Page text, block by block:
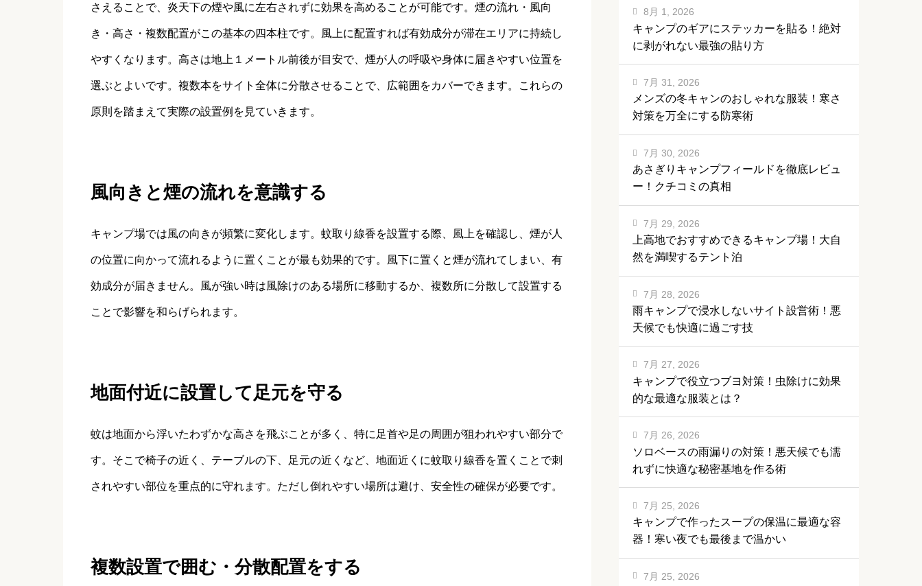
さえることで、炎天下の煙や風に左右されずに効果を高めることが可能です。煙の流れ・風向
き・高さ・複数配置がこの基本の四本柱です。風上に配置すれば有効成分が滞在エリアに持続し
やすくなります。高さは地上１メートル前後が目安で、煙が人の呼吸や身体に届きやすい位置を
選ぶとよいです。複数本をサイト全体に分散させることで、広範囲をカバーできます。これらの
原則を踏まえて実際の設置例を見ていきます。
風向きと煙の流れを意識する
キャンプ場では風の向きが頻繁に変化します。蚊取り線香を設置する際、風上を確認し、煙が人
の位置に向かって流れるように置くことが最も効果的です。風下に置くと煙が流れてしまい、有
効成分が届きません。風が強い時は風除けのある場所に移動するか、複数所に分散して設置する
ことで影響を和らげられます。
地面付近に設置して足元を守る
蚊は地面から浮いたわずかな高さを飛ぶことが多く、特に足首や足の周囲が狙われやすい部分で
す。そこで椅子の近く、テーブルの下、足元の近くなど、地面近くに蚊取り線香を置くことで刺
されやすい部位を重点的に守れます。ただし倒れやすい場所は避け、安全性の確保が必要です。
複数設置で囲む・分散配置をする
キャンプのギアにステッカーを貼る！絶対
に剥がれない最強の貼り方
8月 1, 2026
メンズの冬キャンのおしゃれな服装！寒さ
対策を万全にする防寒術
7月 31, 2026
あさぎりキャンプフィールドを徹底レビュ
ー！クチコミの真相
7月 30, 2026
上高地でおすすめできるキャンプ場！大自
然を満喫するテント泊
7月 29, 2026
雨キャンプで浸水しないサイト設営術！悪
天候でも快適に過ごす技
7月 28, 2026
キャンプで役立つブヨ対策！虫除けに効果
的な最適な服装とは？
7月 27, 2026
ソロベースの雨漏りの対策！悪天候でも濡
れずに快適な秘密基地を作る術
7月 26, 2026
キャンプで作ったスープの保温に最適な容
器！寒い夜でも最後まで温かい
7月 25, 2026
7月 25, 2026